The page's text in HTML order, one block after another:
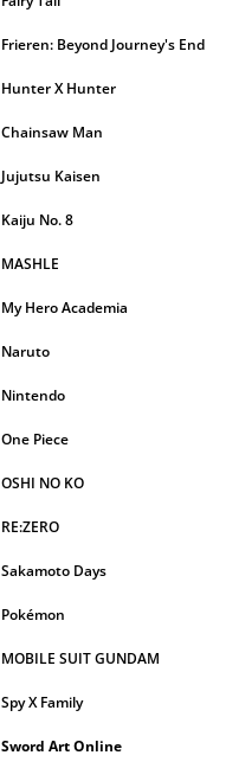
Frieren: Beyond Journey's End
Hunter X Hunter
Chainsaw Man
Jujutsu Kaisen
Kaiju No. 8
MASHLE
My Hero Academia
Naruto
Nintendo
One Piece
OSHI NO KO
RE:ZERO
Sakamoto Days
Pokémon
MOBILE SUIT GUNDAM
Spy X Family
Sword Art Online